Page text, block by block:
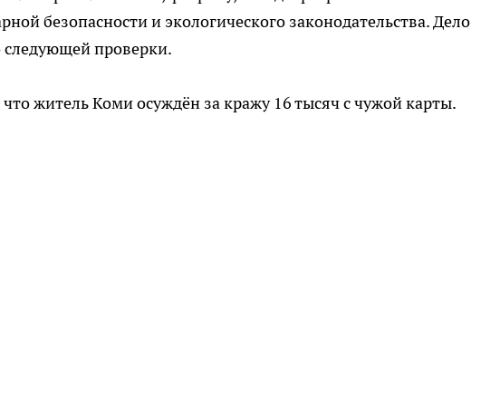
безопасности и экологического законодательства. Дело
проверки.
что житель Коми осуждён за кражу 16 тысяч с чужой карты.